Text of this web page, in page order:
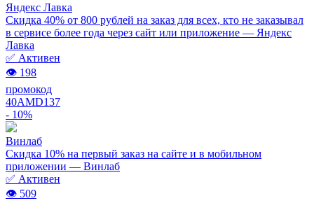
Яндекс Лавка
Скидка 40% от 800 рублей на заказ для всех, кто не заказывал
в сервисе более года через сайт или приложение — Яндекс
Лавка
✅ Активен
👁 198
промокод
40AMD137
- 10%
Винлаб
Скидка 10% на первый заказ на сайте и в мобильном
приложении — Винлаб
✅ Активен
👁 509